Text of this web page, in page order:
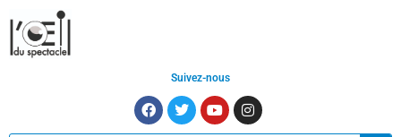
Suivez-nous